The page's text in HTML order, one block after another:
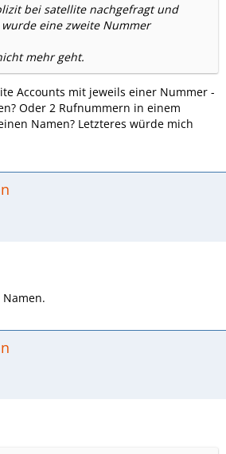
bei satellite nachgefragt und
eine zweite Nummer
mehr geht.
Accounts mit jeweils einer Nummer -
Oder 2 Rufnummern in einem
Namen? Letzteres würde mich